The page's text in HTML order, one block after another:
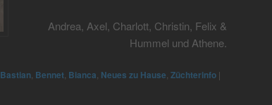
Andrea, Axel, Charlott, Christin, Felix &
Hummel und Athene.
Bastian Bennet Bianca Neues zu Hause Züchterinfo |